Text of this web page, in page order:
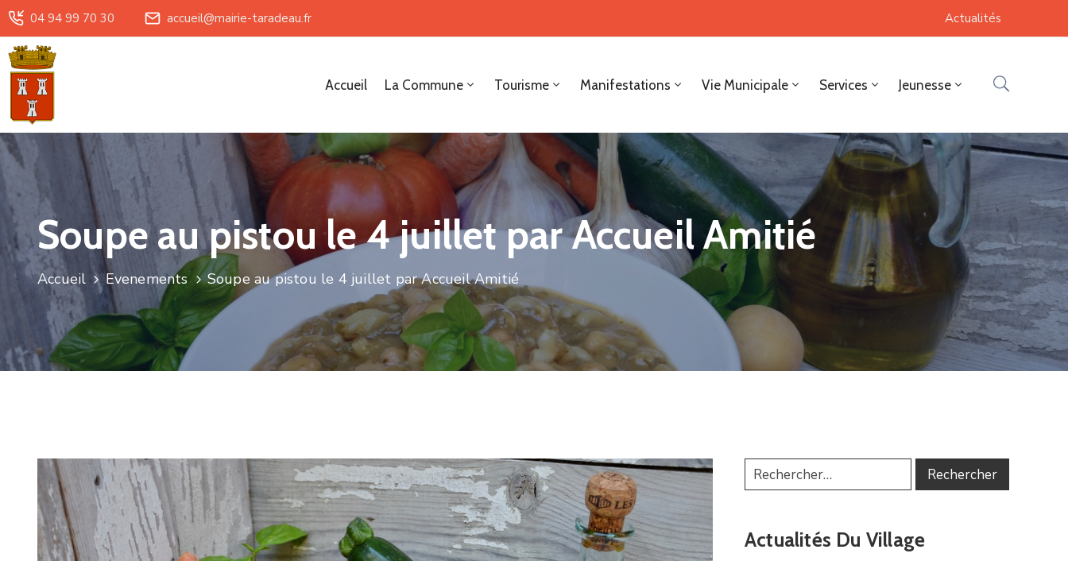
04 94 99 70 30 accueil@mairie-taradeau.fr Actualités
Accueil La Commune Tourisme Manifestations Vie Municipale Services Jeunesse
Soupe au pistou le 4 juillet par Accueil Amitié
Accueil Evenements Soupe au pistou le 4 juillet par Accueil Amitié
Actualités Du Village